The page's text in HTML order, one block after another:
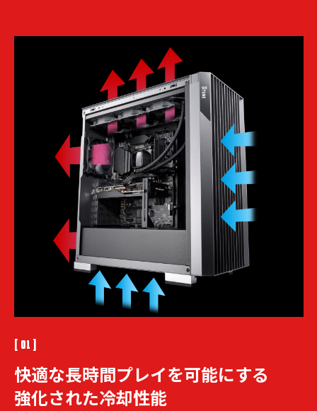
[ 01 ]
快適な長時間プレイを可能にする
強化された冷却性能